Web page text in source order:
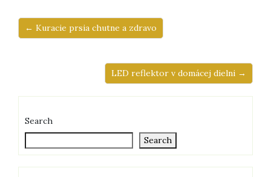
← Kuracie prsia chutne a zdravo
LED reflektor v domácej dielni →
Search
Search